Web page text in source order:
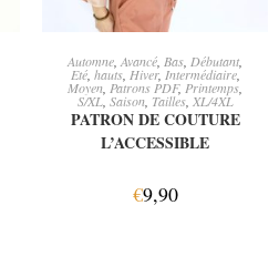
AJOUTER AU PANIER
Automne Avancé Bas Débutant
Eté, hauts, Hiver, Intermédiaire,
Moyen Patrons PDF, Printemps
S/XL, Saison, Tailles, XL/4XL
PATRON DE COUTURE
L’ACCESSIBLE
€9,90